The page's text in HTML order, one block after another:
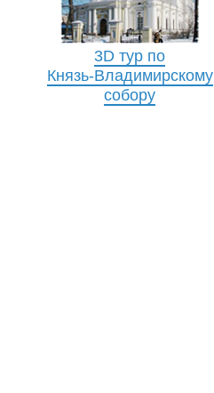
3D тур по
Князь-Владимирскому
собору